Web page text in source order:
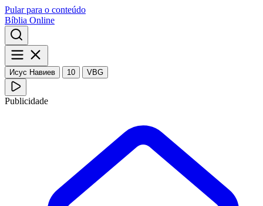
Pular para o conteúdo
Bíblia Online
Исус Навиев 10 VBG
Publicidade